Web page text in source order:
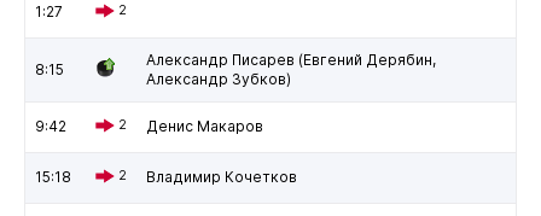
1:27 2
8:15
Александр Писарев (Евгений Дерябин,
Александр Зубков)
9:42 2 Денис Макаров
15:18 2 Владимир Кочетков